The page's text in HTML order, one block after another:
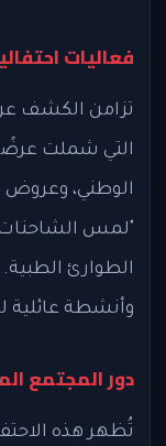
فعاليات
تزامن الكشف
التي شملت
الوطني، وعروض
"لمس الشاحنات"
الطوارئ
وأنشطة عائلية
دور المجتمع
تُظهر هذه